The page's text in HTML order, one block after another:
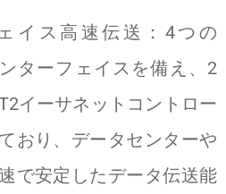
イス高速伝送：4つの
ターフェイスを備え、2
イーサネットコントロー
おり、データセンターや
で安定したデータ伝送能